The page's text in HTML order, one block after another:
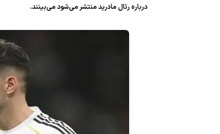
درباره رئال مادرید منتشر می‌شود می‌بینند.